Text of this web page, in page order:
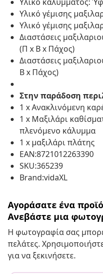
Υλικό γέμισης
Υλικό γέμισης
Διαστάσεις
(Π x Β x Πάχος)
Διαστάσεις
Β x Πάχος)
Στην παράδοση
1 x Ανακλινόμενη
1 x Μαξιλάρι
πλενόμενο κάλυμμα
1 x μαξιλάρι πλάτης
EAN:8721012263390
SKU:365239
Brand:vidaXL
Αγοράσατε ένα
Ανεβάστε μια
Η φωτογραφία σας
πελάτες.
για να ξεκινήσετε.